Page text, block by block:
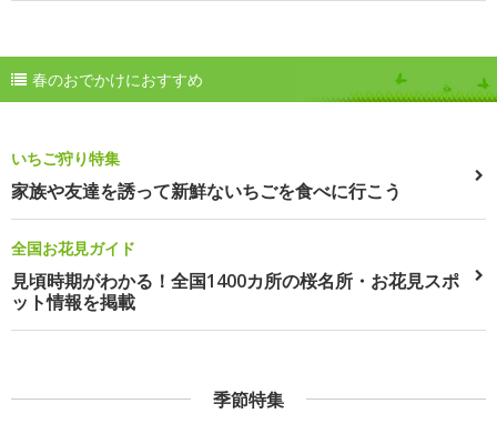
春のおでかけにおすすめ
いちご狩り特集
家族や友達を誘って新鮮ないちごを食べに行こう
全国お花見ガイド
見頃時期がわかる！全国1400カ所の桜名所・お花見スポ
ット情報を掲載
季節特集